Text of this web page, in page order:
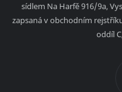
sídlem Na Harfě 916/9a,
zapsaná v obchodním
oddíl